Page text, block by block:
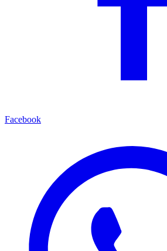
Facebook